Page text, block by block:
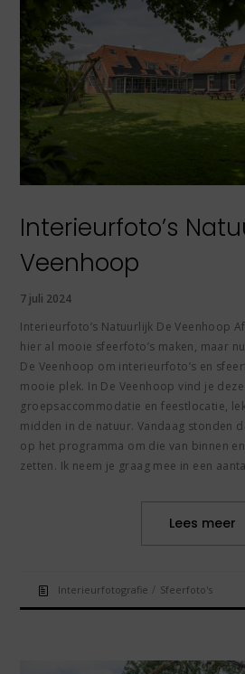
Interieurfoto’s
Veenhoop
7 juli 2024
Interieurfoto’s Natuurlijk De Veenhoop
hier al mooie sfeerfoto’s maken, maar
De Veenhoop om interieurfoto’s en
mooie plek. In De Veenhoop vind je
groepsaccommodatie en feestlocatie,
midden in de natuur. Vandaag stonden
op het programma om die van binnen
zetten. Ik neem je graag mee in een
Lees meer
Interieurfotografie / Sfeerfoto's